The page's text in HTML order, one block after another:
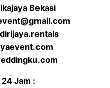
Bekasi
Jam :